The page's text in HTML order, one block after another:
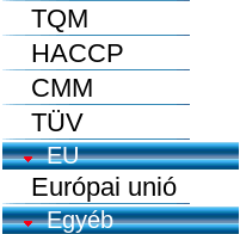
TQM
HACCP
CMM
TÜV
EU
Európai unió
Egyéb